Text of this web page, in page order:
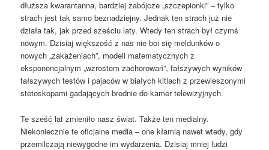
dłuższa kwarantanna, bardziej zabójcze „szczepionki” – tylko
strach jest tak samo beznadziejny. Jednak ten strach już nie
działa tak, jak przed sześciu laty. Wtedy ten strach był czymś
nowym. Dzisiaj większość z nas nie boi się meldunków o
nowych „zakażeniach”, modeli matematycznych z
eksponencjalnym „wzrostem zachorowań”, fałszywych wyników
fałszywych testów i pajaców w białych kitlach z przewieszonymi
stetoskopami gadających brednie do kamer telewizyjnych.
Te sześć lat zmieniło nasz świat. Także ten medialny.
Niekoniecznie te oficjalne media – one kłamią nawet wtedy, gdy
przemilczają niewygodne im wydarzenia. Dzisiaj mniej ludzi